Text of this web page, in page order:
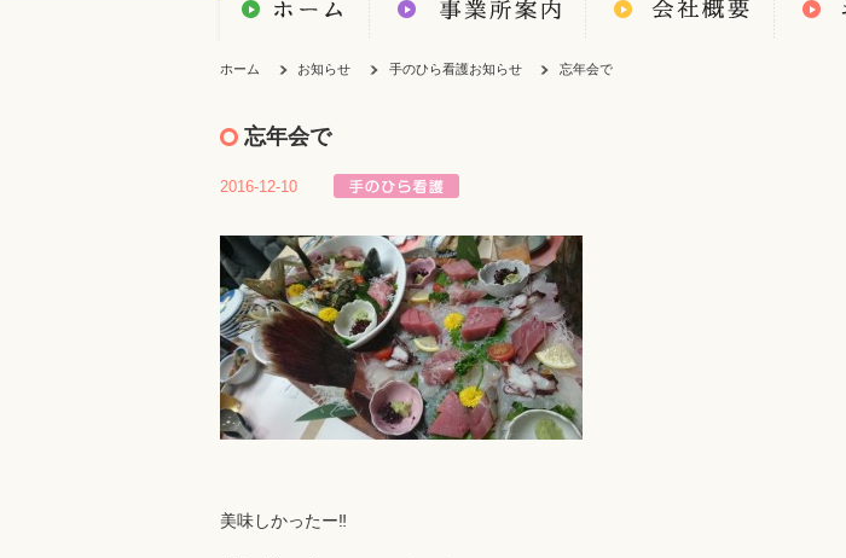
ホーム お知らせ 手のひら看護お知らせ 忘年会で
忘年会で
2016-12-10
美味しかったー‼